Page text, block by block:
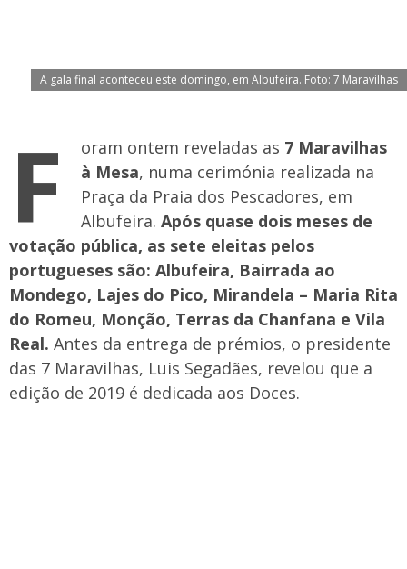
A gala final aconteceu este domingo, em Albufeira. Foto: 7 Maravilhas
F oram ontem reveladas as 7 Maravilhas
à Mesa, numa cerimónia realizada na
Praça da Praia dos Pescadores, em
Albufeira. Após quase dois meses de
votação pública, as sete eleitas pelos
portugueses são: Albufeira, Bairrada ao
Mondego, Lajes do Pico, Mirandela – Maria Rita
do Romeu, Monção, Terras da Chanfana e Vila
Real. Antes da entrega de prémios, o presidente
das 7 Maravilhas, Luis Segadães, revelou que a
edição de 2019 é dedicada aos Doces.